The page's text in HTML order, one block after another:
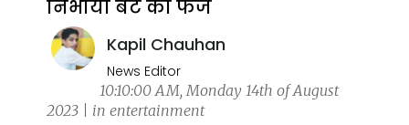
निभाया बेटे का फर्ज
Kapil Chauhan
News Editor
10:10:00 AM, Monday 14th of August
2023 | in entertainment